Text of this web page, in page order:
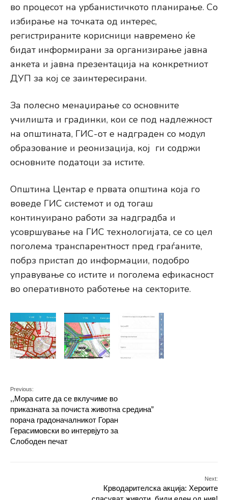
во процесот на урбанистичкото планирање. Со
избирање на точката од интерес,
регистрираните корисници навремено ќе
бидат информирани за организирање јавна
анкета и јавна презентација на конкретниот
ДУП за кој се заинтересирани.
За полесно менаџирање со основните
училишта и градинки, кои се под надлежност
на општината, ГИС-от е надграден со модул
образование и реонизација, кој ги содржи
основните податоци за истите.
Општина Центар е првата општина која го
воведе ГИС системот и од тогаш
континуирано работи за надградба и
усовршување на ГИС технологијата, се со цел
поголема транспарентност пред граѓаните,
побрз пристап до информации, подобро
управување со истите и поголема ефикасност
во оперативното работење на секторите.
Previous:
,,Мора сите да се вклучиме во
приказната за почиста животна средина”
порача градоначалникот Горан
Герасимовски во интервјуто за
Слободен печат
Next:
Крводарителска акција: Хероите